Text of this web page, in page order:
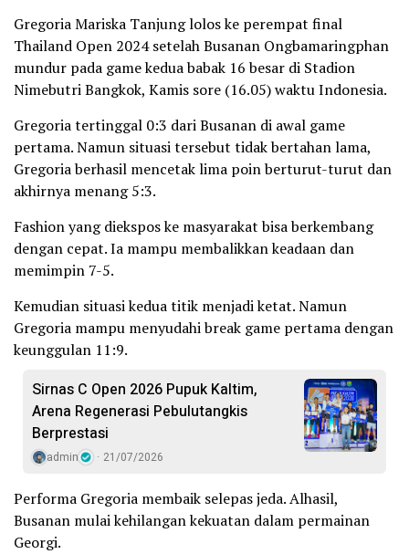
Gregoria Mariska Tanjung lolos ke perempat final
Thailand Open 2024 setelah Busanan Ongbamaringphan
mundur pada game kedua babak 16 besar di Stadion
Nimebutri Bangkok, Kamis sore (16.05) waktu Indonesia.
Gregoria tertinggal 0:3 dari Busanan di awal game
pertama. Namun situasi tersebut tidak bertahan lama,
Gregoria berhasil mencetak lima poin berturut-turut dan
akhirnya menang 5:3.
Fashion yang diekspos ke masyarakat bisa berkembang
dengan cepat. Ia mampu membalikkan keadaan dan
memimpin 7-5.
Kemudian situasi kedua titik menjadi ketat. Namun
Gregoria mampu menyudahi break game pertama dengan
keunggulan 11:9.
Sirnas C Open 2026 Pupuk Kaltim,
Arena Regenerasi Pebulutangkis
Berprestasi
admin 21/07/2026
Performa Gregoria membaik selepas jeda. Alhasil,
Busanan mulai kehilangan kekuatan dalam permainan
Georgi.